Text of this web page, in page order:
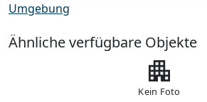
Umgebung
Ähnliche verfügbare Objekte
apartment
Kein Foto